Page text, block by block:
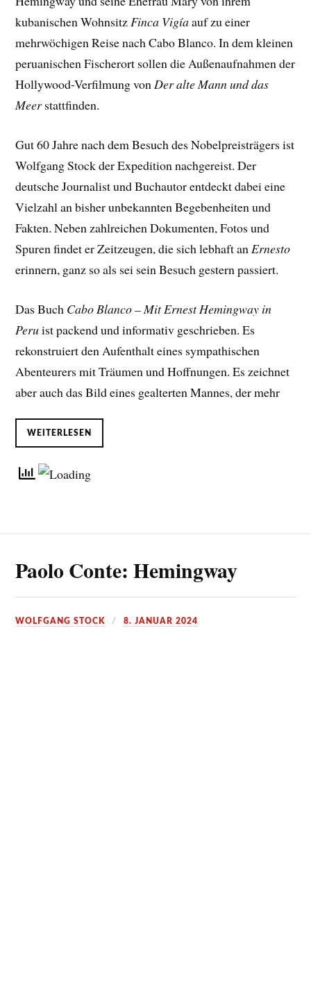
kubanischen WohnsitzFinca Vigíaauf zu einer
mehrwöchigen Reise nach Cabo Blanco. In dem kleinen
peruanischen Fischerort sollen die Außenaufnahmen der
Hollywood-Verfilmung vonDer alte Mann und das
Meerstattfinden.
Gut 60 Jahre nach dem Besuch des Nobelpreisträgers ist
Wolfgang Stock der Expedition nachgereist. Der
deutsche Journalist und Buchautor entdeckt dabei eine
Vielzahl an bisher unbekannten Begebenheiten und
Fakten. Neben zahlreichen Dokumenten, Fotos und
Spuren findet er Zeitzeugen, die sich lebhaft anErnesto
erinnern, ganz so als sei sein Besuch gestern passiert.
Das Buch Cabo Blanco – Mit Ernest Hemingway in
Peruist packend und informativ geschrieben. Es
rekonstruiert den Aufenthalt eines sympathischen
Abenteurers mit Träumen und Hoffnungen. Es zeichnet
aber auch das Bild eines gealterten Mannes, der mehr
WEITERLESEN
Paolo Conte: Hemingway
WOLFGANG STOCK 8. JANUAR 2024